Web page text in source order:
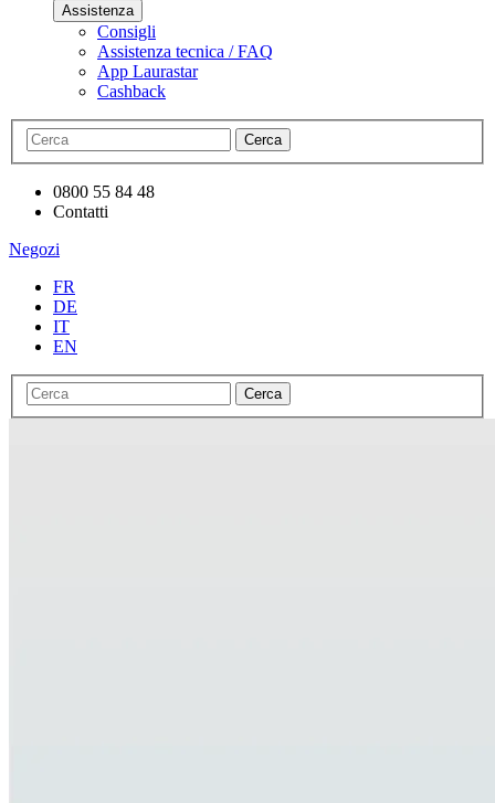
Assistenza
Consigli
Assistenza tecnica / FAQ
App Laurastar
Cashback
Cerca
0800 55 84 48
Contatti
Negozi
FR
DE
IT
EN
Cerca